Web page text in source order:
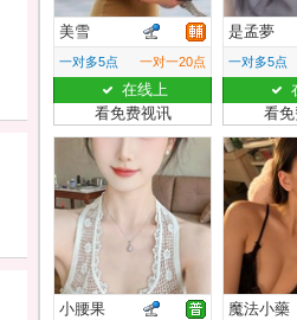
美雪
一对多5点 一对一20点
在线上
看免费视讯
是孟夢
一对多5点
看
小腰果 魔法小藥